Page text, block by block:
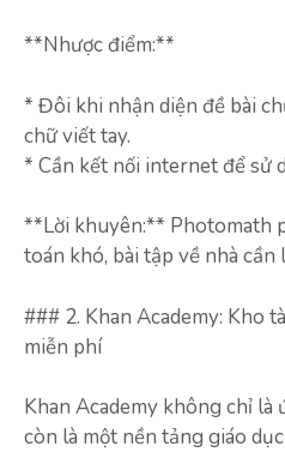
**Nhược điểm:**
* Đôi khi nhận diện đề bài
chữ viết tay.
* Cần kết nối internet để sử
**Lời khuyên:** Photomath
toán khó, bài tập về nhà cần
### 2. Khan Academy: Kho
miễn phí
Khan Academy không chỉ là
còn là một nền tảng giáo